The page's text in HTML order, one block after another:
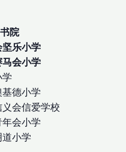
院
乐小学
会小学
德小学
会信爱学校
会小学
小学